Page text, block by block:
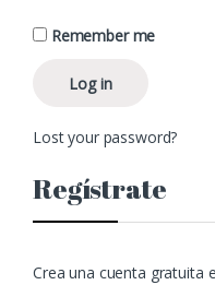
Remember me
Log in
Lost your password?
Regístrate
Crea una cuenta gratuita